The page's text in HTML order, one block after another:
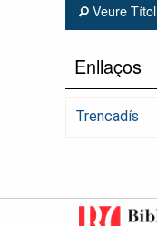
Veure Títol
Enllaços
Trencadís